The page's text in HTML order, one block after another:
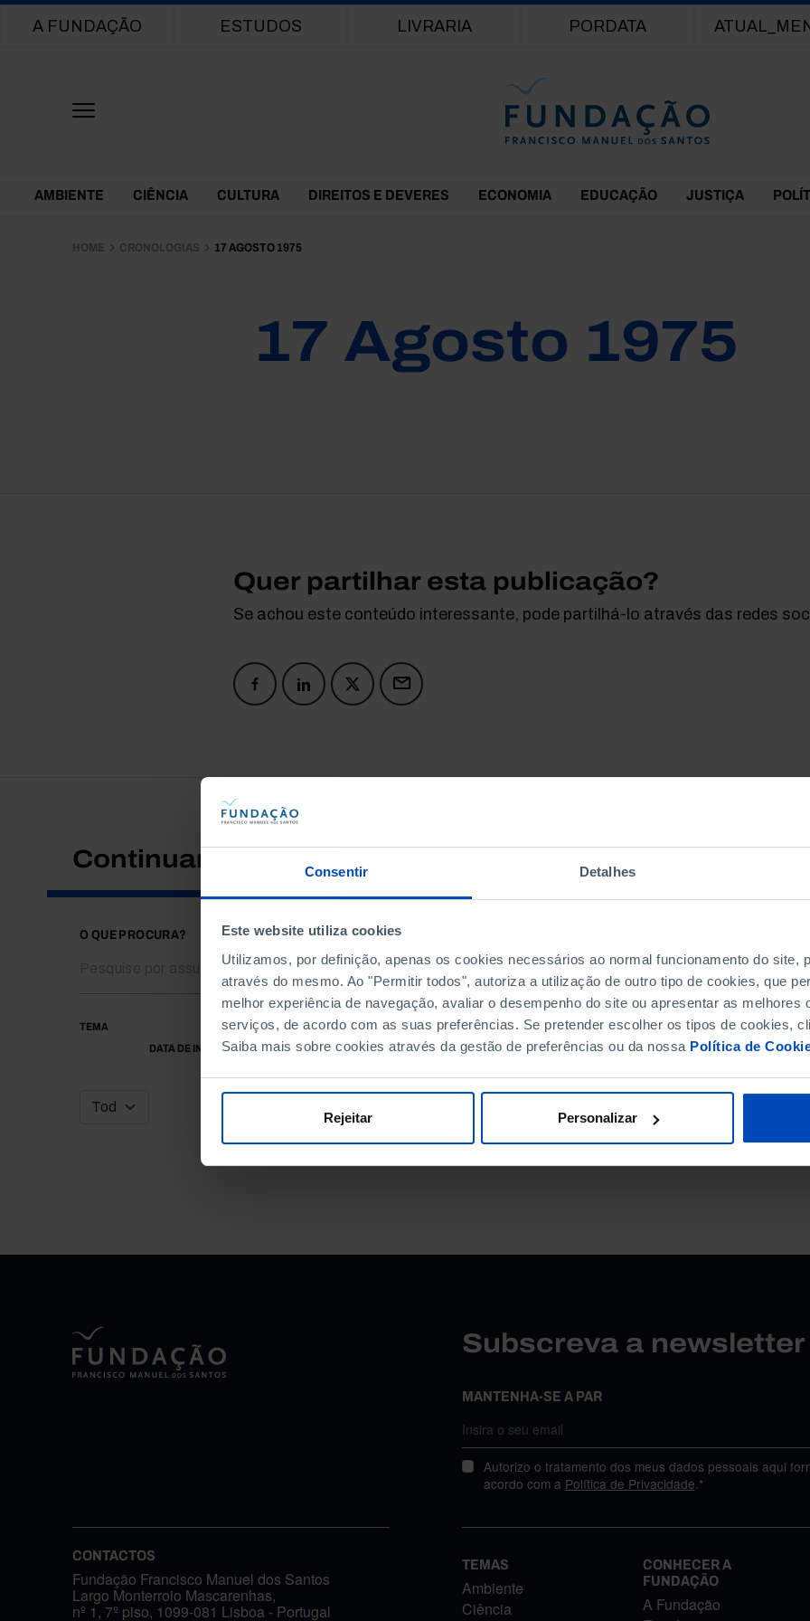
Consentir Detalhes
Este website utiliza cookies
Utilizamos, por definição, apenas os cookies necessários ao normal funcionamento do site,
através do mesmo. Ao "Permitir todos", autoriza a utilização de outro tipo de cookies, que
melhor experiência de navegação, avaliar o desempenho do site ou apresentar as melhores
serviços, de acordo com as suas preferências. Se pretender escolher os tipos de cookies,
Saiba mais sobre cookies através da gestão de preferências ou da nossa Política de
Rejeitar Personalizar
Main navigation
A FUNDAÇÃO ESTUDOS LIVRARIA PORDATA
Themes Menu
AMBIENTE CIÊNCIA CULTURA DIREITOS E DEVERES ECONOMIA EDUCAÇÃO JUSTIÇA
HOME CRONOLOGIAS 17 AGOSTO 1975
17 Agosto 1975
Quer partilhar esta publicação?
Se achou este conteúdo interessante, pode partilhá-lo através das redes
Continuar a pesquisar
O QUE PROCURA?
TEMA
DATA DE INÍCIO
DATA DE FIM
Subscreva a
MANTENHA-SE A PAR
Autorizo o tratamento dos meus dados pessoais aqui
acordo com a Política de Privacidade.*
CONTACTOS
Fundação Francisco Manuel dos Santos
Largo Monterroio Mascarenhas,
nº 1, 7º piso, 1099-081 Lisboa - Portugal
TEMAS
Ambiente
Ciência
CONHECER A
FUNDAÇÃO
A Fundação